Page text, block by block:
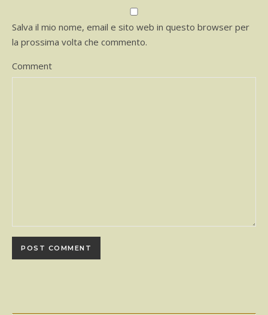
Salva il mio nome, email e sito web in questo browser per
la prossima volta che commento.
Comment